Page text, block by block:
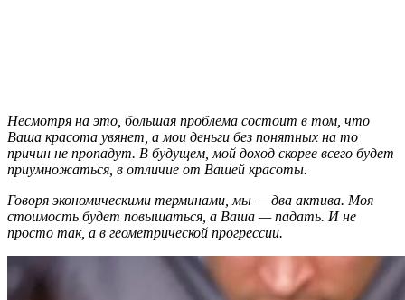
Несмотря на это, большая проблема состоит в том, что
Ваша красота увянет, а мои деньги без понятных на то
причин не пропадут. В будущем, мой доход скорее всего будет
приумножаться, в отличие от Вашей красоты.
Говоря экономическими терминами, мы — два актива. Моя
стоимость будет повышаться, а Ваша — падать. И не
просто так, а в геометрической прогрессии.